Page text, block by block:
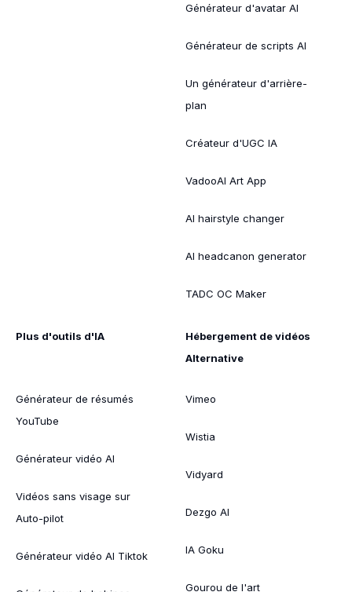
Générateur d'avatar AI
Générateur de scripts AI
Un générateur d'arrière-
plan
Créateur d'UGC IA
VadooAI Art App
AI hairstyle changer
AI headcanon generator
TADC OC Maker
Plus d'outils d'IA
Générateur de résumés
YouTube
Générateur vidéo AI
Vidéos sans visage sur
Auto-pilot
Générateur vidéo AI Tiktok
Hébergement de vidéos
Alternative
Vimeo
Wistia
Vidyard
Dezgo AI
IA Goku
Gourou de l'art